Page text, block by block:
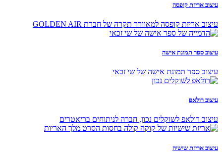
עיצוב אריזת קופסה
עיצוב אריזת קופסה למאוורר תקרה של חברת GOLDEN AIR
עיצוב ספר תמונת אישה
עיצוב ספר תמונת אישה של שי זכאי
עיצוב רולאפ
עיצוב רולאפ לשוקלים נכון, חברה לניתוחים בריאטרים
עיצוב אריזת שישיה